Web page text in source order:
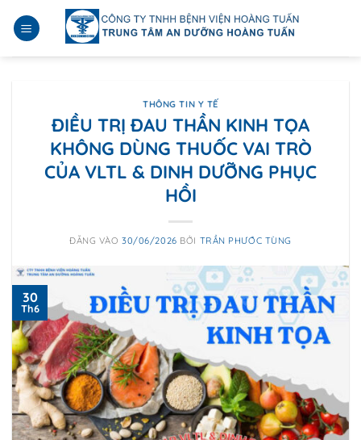
qua
THÔNG TIN Y TẾ
ĐIỀU TRỊ ĐAU THẦN KINH TỌA
KHÔNG DÙNG THUỐC VAI TRÒ
CỦA VLTL & DINH DƯỠNG PHỤC
HỒI
ĐĂNG VÀO30/06/2026 BỞI TRẦN PHƯỚC TÙNG
30
Th6